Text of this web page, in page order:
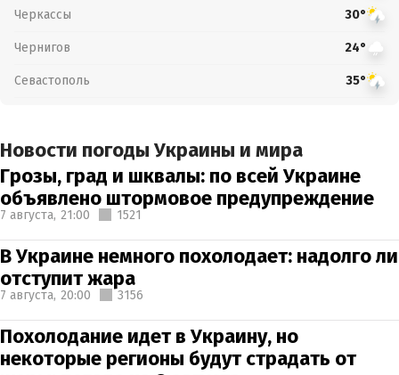
Черкассы 30°
Чернигов 24°
Севастополь 35°
Новости погоды Украины и мира
Грозы, град и шквалы: по всей Украине
объявлено штормовое предупреждение
7 августа, 21:00 1521
В Украине немного похолодает: надолго ли
отступит жара
7 августа, 20:00 3156
Похолодание идет в Украину, но
некоторые регионы будут страдать от